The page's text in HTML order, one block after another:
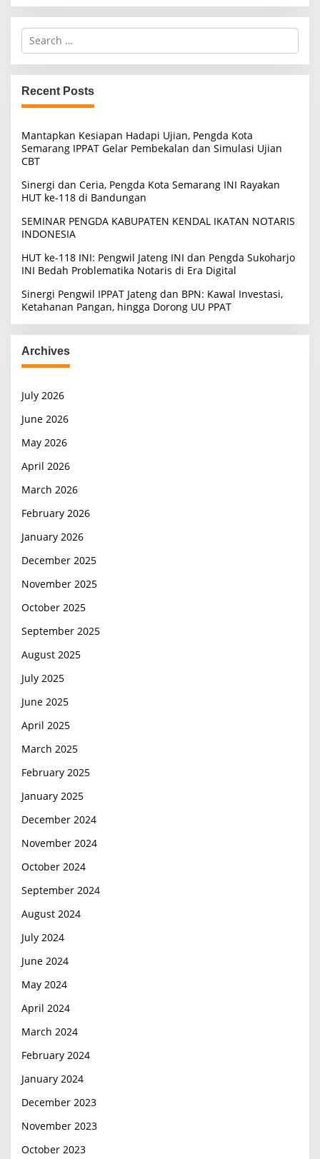
S
r
c
h
f
r
:
Recent Posts
Mantapkan Kesiapan Hadapi Ujian, Pengda Kota
Semarang IPPAT Gelar Pembekalan dan Simulasi Ujian
CBT
Sinergi dan Ceria, Pengda Kota Semarang INI Rayakan
HUT ke-118 di Bandungan
SEMINAR PENGDA KABUPATEN KENDAL IKATAN NOTARIS
INDONESIA
HUT ke-118 INI: Pengwil Jateng INI dan Pengda Sukoharjo
INI Bedah Problematika Notaris di Era Digital
Sinergi Pengwil IPPAT Jateng dan BPN: Kawal Investasi,
Ketahanan Pangan, hingga Dorong UU PPAT
Archives
July 2026
June 2026
May 2026
April 2026
March 2026
February 2026
January 2026
December 2025
November 2025
October 2025
September 2025
August 2025
July 2025
June 2025
April 2025
March 2025
February 2025
January 2025
December 2024
November 2024
October 2024
September 2024
August 2024
July 2024
June 2024
May 2024
April 2024
March 2024
February 2024
January 2024
December 2023
November 2023
October 2023